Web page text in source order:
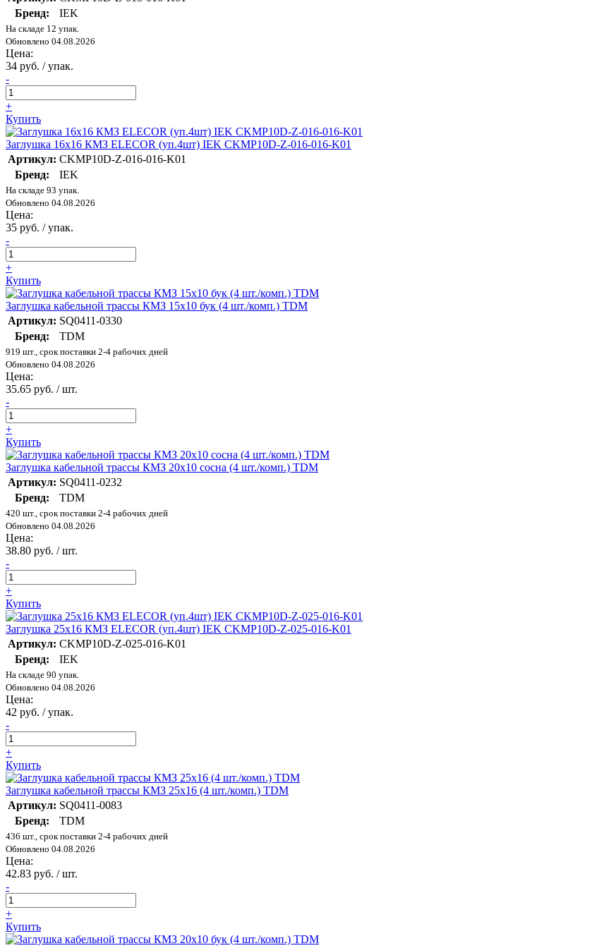
Бренд:
IEK
На складе 12 упак.
Обновлено 04.08.2026
Цена:
34 руб. / упак.
-
+
Купить
Заглушка 16х16 КМЗ ELECOR (уп.4шт) IEK CKMP10D-Z-016-016-K01
Артикул: CKMP10D-Z-016-016-K01
Бренд:
IEK
На складе 93 упак.
Обновлено 04.08.2026
Цена:
35 руб. / упак.
-
+
Купить
Заглушка кабельной трассы КМЗ 15х10 бук (4 шт./комп.) TDM
Артикул: SQ0411-0330
Бренд:
TDM
919 шт., срок поставки 2-4 рабочих дней
Обновлено 04.08.2026
Цена:
35.65 руб. / шт.
-
+
Купить
Заглушка кабельной трассы КМЗ 20х10 сосна (4 шт./комп.) TDM
Артикул: SQ0411-0232
Бренд:
TDM
420 шт., срок поставки 2-4 рабочих дней
Обновлено 04.08.2026
Цена:
38.80 руб. / шт.
-
+
Купить
Заглушка 25х16 КМЗ ELECOR (уп.4шт) IEK CKMP10D-Z-025-016-K01
Артикул: CKMP10D-Z-025-016-K01
Бренд:
IEK
На складе 90 упак.
Обновлено 04.08.2026
Цена:
42 руб. / упак.
-
+
Купить
Заглушка кабельной трассы КМЗ 25х16 (4 шт./комп.) TDM
Артикул: SQ0411-0083
Бренд:
TDM
436 шт., срок поставки 2-4 рабочих дней
Обновлено 04.08.2026
Цена:
42.83 руб. / шт.
-
+
Купить